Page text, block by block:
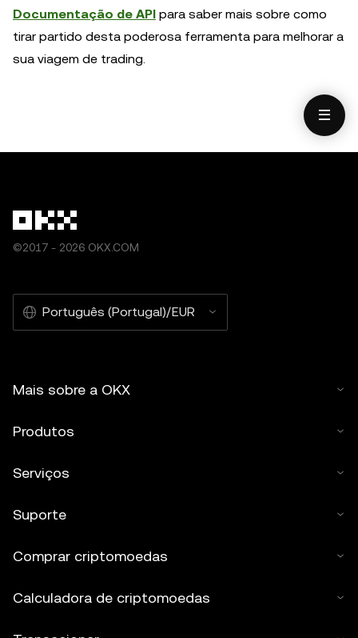
Documentação de API para saber mais sobre como
tirar partido desta poderosa ferramenta para melhorar a
sua viagem de trading.
©2017 - 2026 OKX.COM
Português (Portugal)/EUR
Mais sobre a OKX
Produtos
Serviços
Suporte
Comprar criptomoedas
Calculadora de criptomoedas